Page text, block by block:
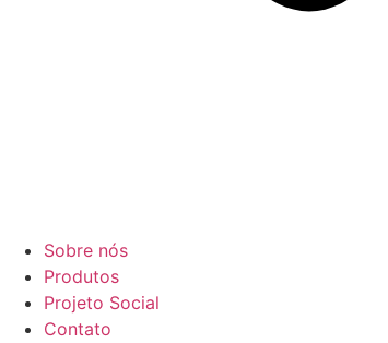
Sobre nós
Produtos
Projeto Social
Contato